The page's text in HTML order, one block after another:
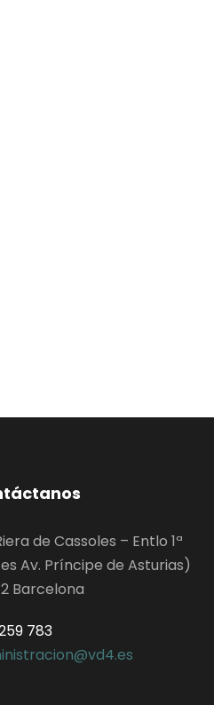
de Cassoles – Entlo 1ª
Av. Príncipe de Asturias)
Barcelona
783